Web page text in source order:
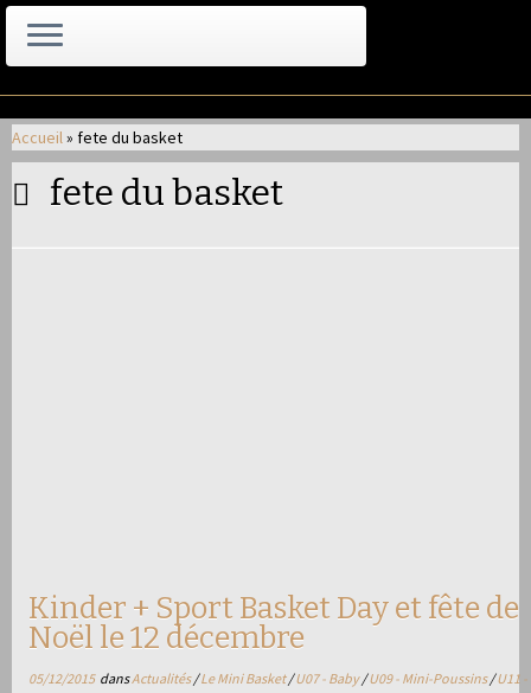
au
contenu
Accueil» fete du basket
fete du basket
Kinder + Sport Basket Day et fête de
Noël le 12 décembre
05/12/2015dansActualités/Le Mini Basket/U07 - Baby/U09 - Mini-Poussins/U11 -